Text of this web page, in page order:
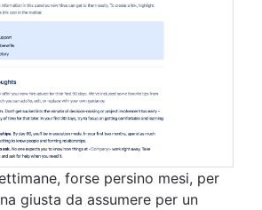
forse persino mesi, per
giusta da assumere per un